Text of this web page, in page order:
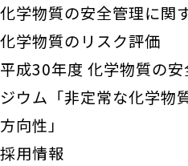
化学物質の安全管理に
化学物質のリスク評価
平成30年度 化学物質の
ジウム「非定常な化学物
方向性」
採用情報